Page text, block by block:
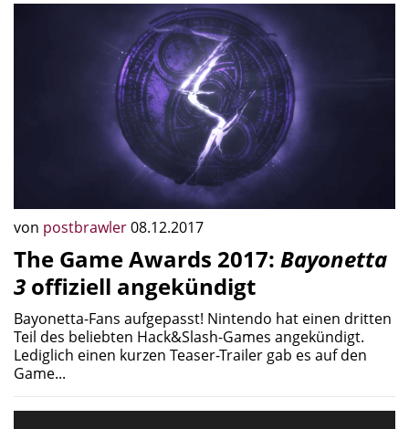
von postbrawler08.12.2017
The Game Awards 2017: Bayonetta
3 offiziell angekündigt
Bayonetta-Fans aufgepasst! Nintendo hat einen dritten
Teil des beliebten Hack&Slash-Games angekündigt.
Lediglich einen kurzen Teaser-Trailer gab es auf den
Game...